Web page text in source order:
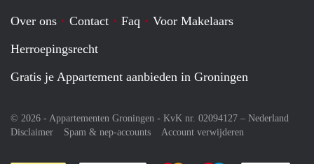
Over ons Contact Faq
Voor Makelaars
Herroepingsrecht
Gratis je Appartement aanbieden in Groningen
© 2026 - Appartementen Groningen - KvK nr. 02094127 – Nederland
Disclaimer
Spam & nep-accounts Account verwijderen